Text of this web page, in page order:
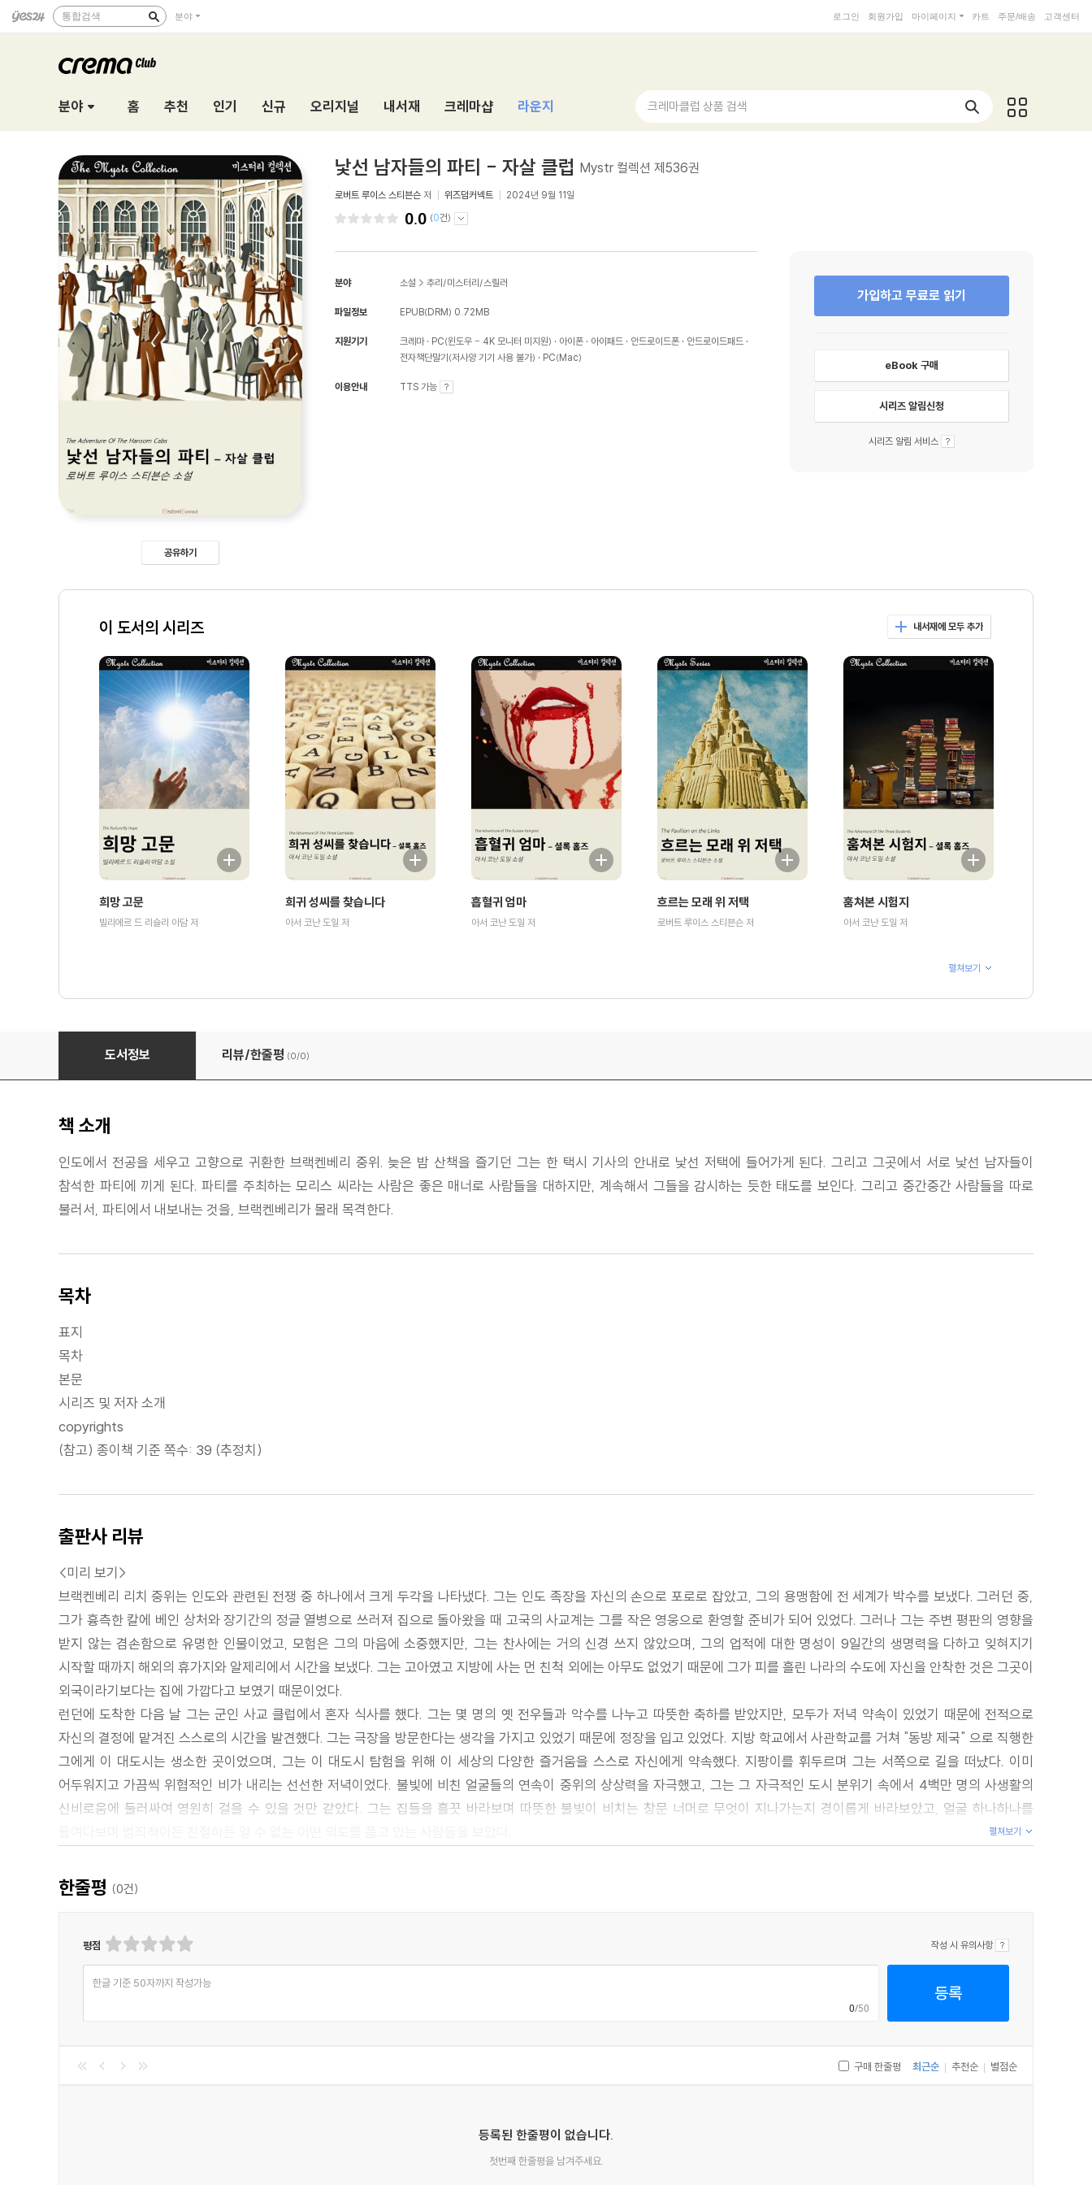
통합검색 분야 로그인 회원가입 마이페이지 카트 주문/배송 고객센터
분야 홈 추천 인기 신규 오리지널 내서재 크레마샵 라운지 크레마클럽 상품 검색
공유하기
낯선 남자들의 파티 - 자살 클럽 Mystr 컬렉션 제536권
로버트 루이스 스티븐슨 저 위즈덤커넥트 2024년 9월 11일
0.0 (0건)
분야 소설 > 추리/미스터리/스릴러
파일정보 EPUB(DRM) 0.72MB
지원기기 크레마 PC(윈도우 - 4K 모니터 미지원) 아이폰 아이패드 안드로이드폰
안드로이드패드
전자책단말기(저사양 기기 사용 불가)
PC(Mac)
이용안내 TTS 가능
가입하고 무료로 읽기
eBook 구매
시리즈 알림신청
시리즈 알림 서비스
이 도서의 시리즈 내서재에 모두 추가
희망 고문
빌리에르 드 리슬리 아담 저
희귀 성씨를 찾습니다
아서 코난 도일 저
흡혈귀 엄마
아서 코난 도일 저
흐르는 모래 위 저택
로버트 루이스 스티븐슨 저
훔쳐본 시험지
아서 코난 도일 저
펼쳐보기
낯선 남자들의 파티 - 자살 클럽
도서정보 리뷰/한줄평 (0/0)
책 소개
인도에서 전공을 세우고 고향으로 귀환한 브랙켄베리 중위. 늦은 밤 산책을 즐기던 그는 한 택시 기사의 안내로 낯선 저택에 들어가게 된다. 그리고 그곳에서 서로 낯선 남자들이
참석한 파티에 끼게 된다. 파티를 주최하는 모리스 씨라는 사람은 좋은 매너로 사람들을 대하지만, 계속해서 그들을 감시하는 듯한 태도를 보인다. 그리고 중간중간 사람들을 따로
불러서, 파티에서 내보내는 것을, 브랙켄베리가 몰래 목격한다.
목차
표지
목차
본문
시리즈 및 저자 소개
copyrights
(참고) 종이책 기준 쪽수: 39 (추정치)
출판사 리뷰
<미리 보기>
브랙켄베리 리치 중위는 인도와 관련된 전쟁 중 하나에서 크게 두각을 나타냈다. 그는 인도 족장을 자신의 손으로 포로로 잡았고, 그의 용맹함에 전 세계가 박수를 보냈다. 그러던 중,
그가 흉측한 칼에 베인 상처와 장기간의 정글 열병으로 쓰러져 집으로 돌아왔을 때 고국의 사교계는 그를 작은 영웅으로 환영할 준비가 되어 있었다. 그러나 그는 주변 평판의 영향을
받지 않는 겸손함으로 유명한 인물이었고, 모험은 그의 마음에 소중했지만, 그는 찬사에는 거의 신경 쓰지 않았으며, 그의 업적에 대한 명성이 9일간의 생명력을 다하고 잊혀지기
시작할 때까지 해외의 휴가지와 알제리에서 시간을 보냈다. 그는 고아였고 지방에 사는 먼 친척 외에는 아무도 없었기 때문에 그가 피를 흘린 나라의 수도에 자신을 안착한 것은 그곳이
외국이라기보다는 집에 가깝다고 보였기 때문이었다.
런던에 도착한 다음 날 그는 군인 사교 클럽에서 혼자 식사를 했다. 그는 몇 명의 옛 전우들과 악수를 나누고 따뜻한 축하를 받았지만, 모두가 저녁 약속이 있었기 때문에 전적으로
자신의 결정에 맡겨진 스스로의 시간을 발견했다. 그는 극장을 방문한다는 생각을 가지고 있었기 때문에 정장을 입고 있었다. 지방 학교에서 사관학교를 거쳐 "동방 제국" 으로 직행한
그에게 이 대도시는 생소한 곳이었으며, 그는 이 대도시 탐험을 위해 이 세상의 다양한 즐거움을 스스로 자신에게 약속했다. 지팡이를 휘두르며 그는 서쪽으로 길을 떠났다. 이미
어두워지고 가끔씩 위협적인 비가 내리는 선선한 저녁이었다. 불빛에 비친 얼굴들의 연속이 중위의 상상력을 자극했고, 그는 그 자극적인 도시 분위기 속에서 4백만 명의 사생활의
신비로움에 둘러싸여 영원히 걸을 수 있을 것만 같았다. 그는 집들을 흘끗 바라보며 따뜻한 불빛이 비치는 창문 너머로 무엇이 지나가는지 경이롭게 바라보았고, 얼굴 하나하나를
그리고 그만큼 오래 걸어야 비로소 발견한 이 복잡한 장면 속에서, 있을 법한 모험의 그림자처럼 기운이 그에게 다가오게 될지 궁금해지기 시작했다.
<추천평>
"보헤미아 왕자와 수행원이 탐정으로 등장하는 추리소설이다. 자살을 도와주는 기이한 사교 클럽에 대한 이야기가 중심이다. 수많은 드라마와 단막극 등으로 제작되었다."
- 위키피디아
정의하기에 확실한 고전이다. 고전에 대한 나의 세 가지 기준은 50년 이상의 나이, 탁월함, 새로운 패러다임의 창조인데, 이 작품은 세 가지 기준에 완전히 부합한다."
결정됨을 알기는 했다. 하지만 저자는 더 나아가 그 클럽의 주인을 정의의 심판대에 세우기로 결심한 남자의 이야기를 들려주고 있다."
펼쳐보기
한줄평 (0건)
평점 작성 시 유의사항
한글 기준 50자까지 작성가능
0/50
등록
구매 한줄평 최근순 추천순 별점순
등록된 한줄평이 없습니다.
첫번째 한줄평을 남겨주세요.